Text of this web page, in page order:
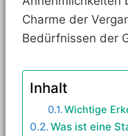
Charme der
Bedürfnissen der
Inhalt
Wichtige
Was ist eine